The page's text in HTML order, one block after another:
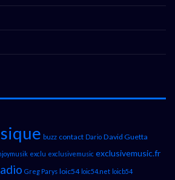
buzz contact Dario David Guetta
exclu exclusivemusic exclusivemusic.fr
Greg Parys loic54 loic54.net loicb54